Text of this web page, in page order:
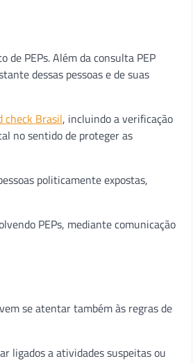
PEPs. Além da consulta PEP
dessas pessoas e de suas
check Brasil, incluindo a verificação
no sentido de proteger as
politicamente expostas,
PEPs, mediante comunicação
se atentar também às regras de
ligados a atividades suspeitas ou